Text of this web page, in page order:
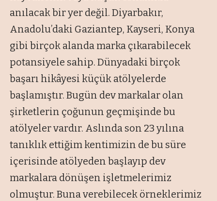
anılacak bir yer değil. Diyarbakır,
Anadolu’daki Gaziantep, Kayseri, Konya
gibi birçok alanda marka çıkarabilecek
potansiyele sahip. Dünyadaki birçok
başarı hikâyesi küçük atölyelerde
başlamıştır. Bugün dev markalar olan
şirketlerin çoğunun geçmişinde bu
atölyeler vardır. Aslında son 23 yılına
tanıklık ettiğim kentimizin de bu süre
içerisinde atölyeden başlayıp dev
markalara dönüşen işletmelerimiz
olmuştur. Buna verebilecek örneklerimiz